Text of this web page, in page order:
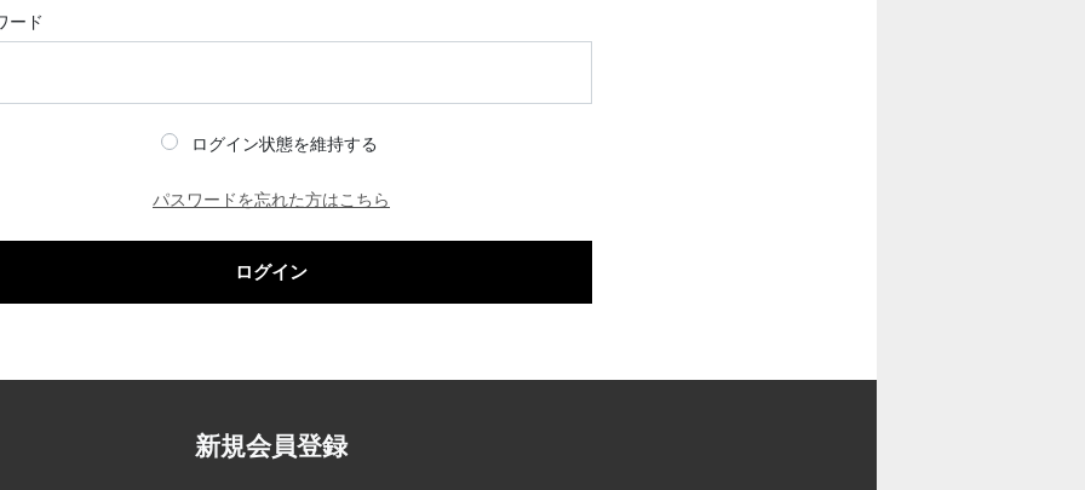
ード
ログイン状態を維持する
パスワードを忘れた方はこちら
ログイン
新規会員登録